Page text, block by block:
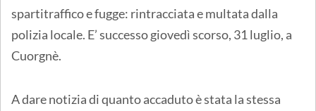
spartitraffico e fugge: rintracciata e multata dalla
polizia locale. E’ successo giovedì scorso, 31 luglio, a
Cuorgnè.
A dare notizia di quanto accaduto è stata la stessa